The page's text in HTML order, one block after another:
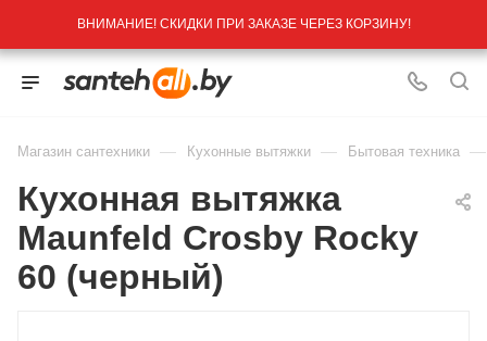
ВНИМАНИЕ! СКИДКИ ПРИ ЗАКАЗЕ ЧЕРЕЗ КОРЗИНУ!
Магазин сантехники — Кухонные вытяжки — Бытовая техника —
Кухонная вытяжка
Maunfeld Crosby Rocky
60 (черный)